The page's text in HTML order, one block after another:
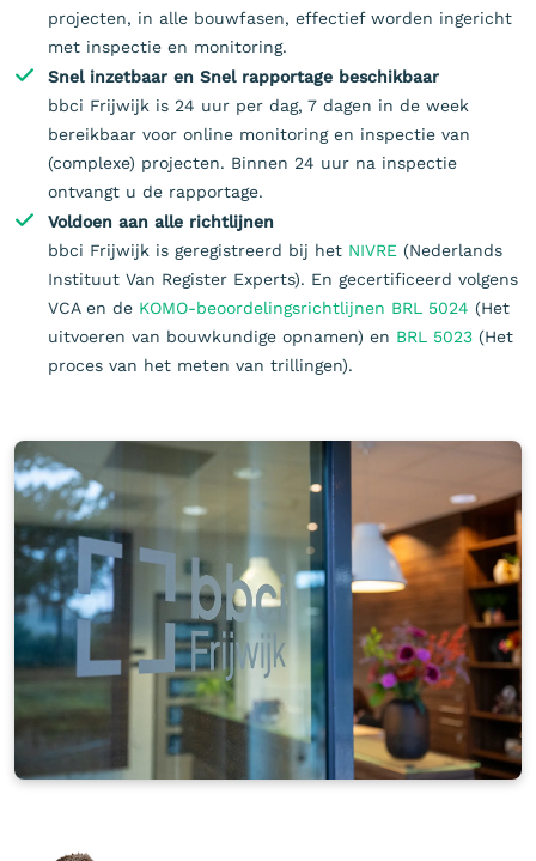
projecten, in alle bouwfasen, effectief worden ingericht
met inspectie en monitoring.
Snel inzetbaar en Snel rapportage beschikbaar
bbci Frijwijk is 24 uur per dag, 7 dagen in de week
bereikbaar voor online monitoring en inspectie van
(complexe) projecten. Binnen 24 uur na inspectie
ontvangt u de rapportage.
Voldoen aan alle richtlijnen
bbci Frijwijk is geregistreerd bij het NIVRE (Nederlands
Instituut Van Register Experts). En gecertificeerd volgens
VCA en de KOMO-beoordelingsrichtlijnen BRL 5024 (Het
uitvoeren van bouwkundige opnamen) en BRL 5023 (Het
proces van het meten van trillingen).